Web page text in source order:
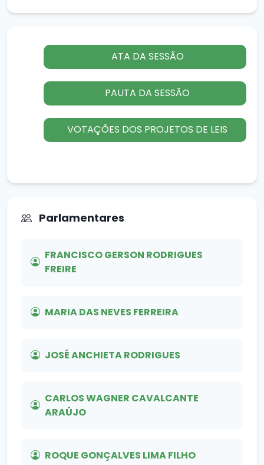
ATA DA SESSÃO
PAUTA DA SESSÃO
VOTAÇÕES DOS PROJETOS DE LEIS
Parlamentares
FRANCISCO GERSON RODRIGUES
FREIRE
MARIA DAS NEVES FERREIRA
JOSÉ ANCHIETA RODRIGUES
CARLOS WAGNER CAVALCANTE
ARAÚJO
ROQUE GONÇALVES LIMA FILHO